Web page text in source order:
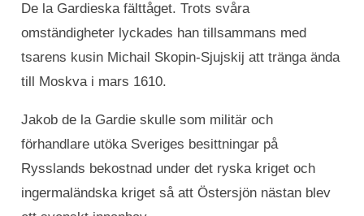
De la Gardieska fälttåget. Trots svåra
omständigheter lyckades han tillsammans med
tsarens kusin Michail Skopin-Sjujskij att tränga ända
till Moskva i mars 1610.
Jakob de la Gardie skulle som militär och
förhandlare utöka Sveriges besittningar på
Rysslands bekostnad under det ryska kriget och
ingermaländska kriget så att Östersjön nästan blev